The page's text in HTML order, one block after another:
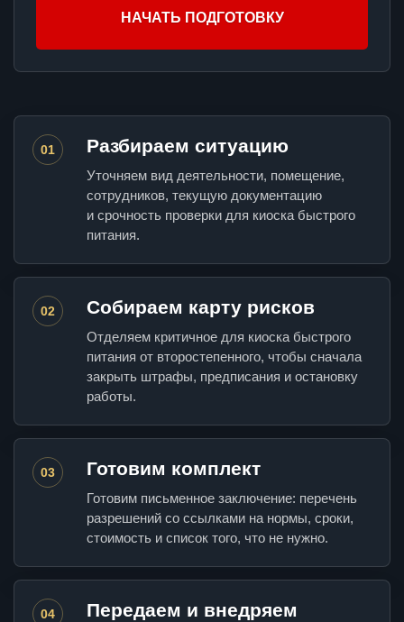
НАЧАТЬ ПОДГОТОВКУ
01 Разбираем ситуацию
Уточняем вид деятельности, помещение,
сотрудников, текущую документацию
и срочность проверки для киоска быстрого
питания.
02 Собираем карту рисков
Отделяем критичное для киоска быстрого
питания от второстепенного, чтобы сначала
закрыть штрафы, предписания и остановку
работы.
03 Готовим комплект
Готовим письменное заключение: перечень
разрешений со ссылками на нормы, сроки,
стоимость и список того, что не нужно.
04 Передаем и внедряем